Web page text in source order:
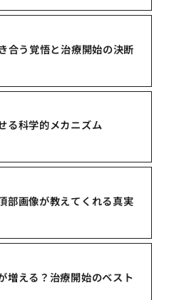
合う覚悟と治療開始の決断
る科学的メカニズム
部画像が教えてくれる真実
増える？治療開始のベスト